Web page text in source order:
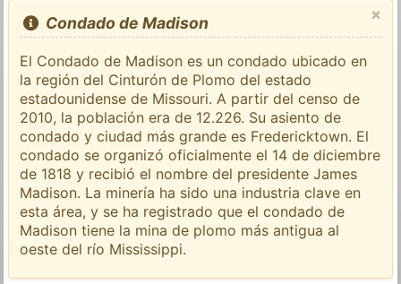
×
Condado de Madison
El Condado de Madison es un condado ubicado en
la región del Cinturón de Plomo del estado
estadounidense de Missouri. A partir del censo de
2010, la población era de 12.226. Su asiento de
condado y ciudad más grande es Fredericktown. El
condado se organizó oficialmente el 14 de diciembre
de 1818 y recibió el nombre del presidente James
Madison. La minería ha sido una industria clave en
esta área, y se ha registrado que el condado de
Madison tiene la mina de plomo más antigua al
oeste del río Mississippi.